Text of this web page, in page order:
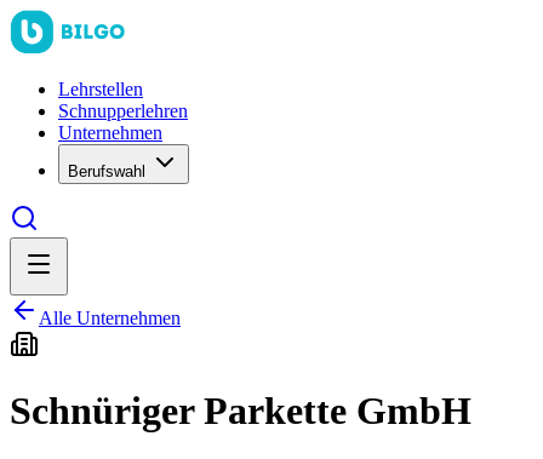
Lehrstellen
Schnupperlehren
Unternehmen
Berufswahl
Alle Unternehmen
Schnüriger Parkette GmbH